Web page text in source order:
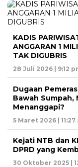
KADIS
ANGGARAN 1
TAK DIGUBRIS
28 Juli 2026 | 9:12
Dugaan
Bawah Sumpah,
Menanggapi?
5 Maret 2026 | 11:27
Kejati NTB dan
DPRD yang
30 Oktober 2025 |